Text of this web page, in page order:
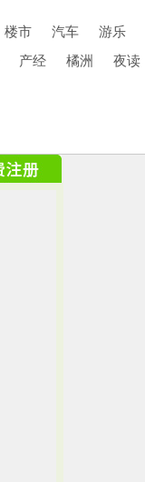
楼市 汽车 游乐
产经 橘洲 夜读